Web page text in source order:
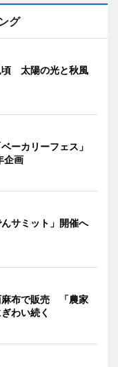
グ
頃 太陽の光と秋風
ーカリーフェス」
企画
サミット」開催へ
麻布で販売 「農家
わい続く